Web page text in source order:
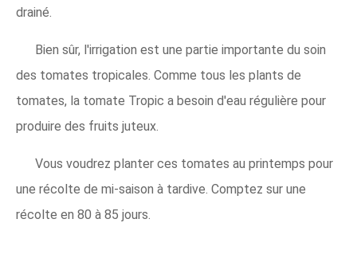
drainé.
Bien sûr, l'irrigation est une partie importante du soin
des tomates tropicales. Comme tous les plants de
tomates, la tomate Tropic a besoin d'eau régulière pour
produire des fruits juteux.
Vous voudrez planter ces tomates au printemps pour
une récolte de mi-saison à tardive. Comptez sur une
récolte en 80 à 85 jours.